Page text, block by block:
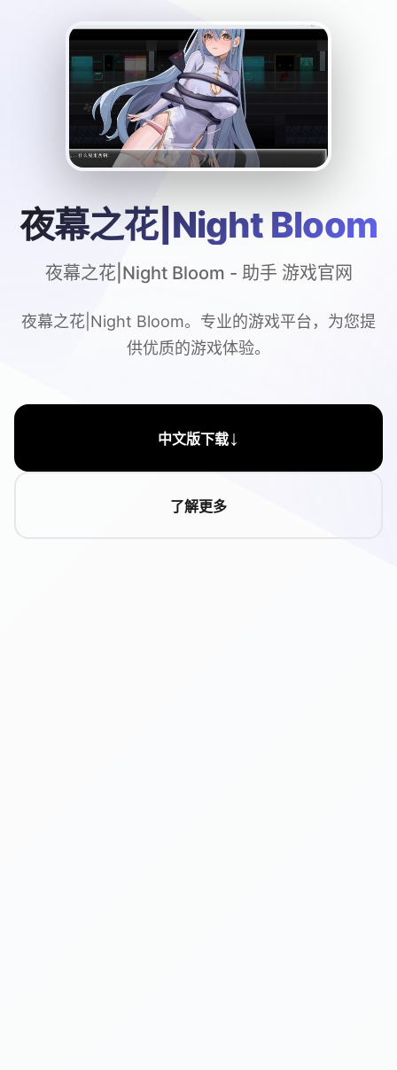
夜幕之花|Night Bloom
夜幕之花|Night Bloom - 助手 游戏官网
夜幕之花|Night Bloom。专业的游戏平台，为您提
供优质的游戏体验。
中文版下载↓
了解更多